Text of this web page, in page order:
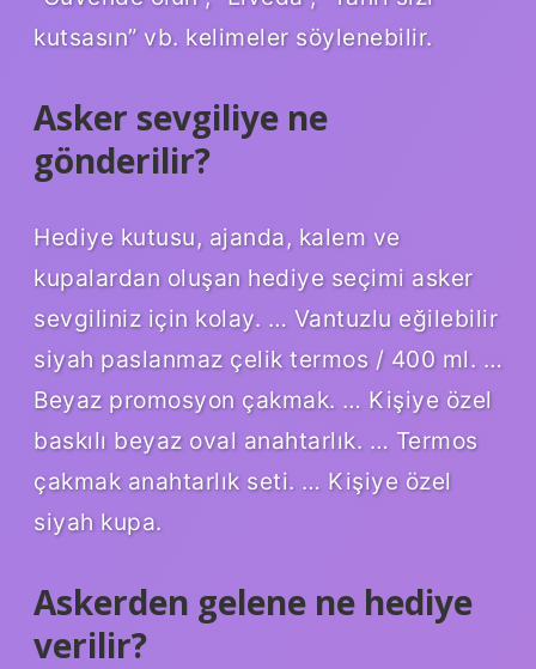
kutsasın” vb. kelimeler söylenebilir.
Asker sevgiliye ne
gönderilir?
Hediye kutusu, ajanda, kalem ve
kupalardan oluşan hediye seçimi asker
sevgiliniz için kolay. … Vantuzlu eğilebilir
siyah paslanmaz çelik termos / 400 ml. …
Beyaz promosyon çakmak. … Kişiye özel
baskılı beyaz oval anahtarlık. … Termos
çakmak anahtarlık seti. … Kişiye özel
siyah kupa.
Askerden gelene ne hediye
verilir?